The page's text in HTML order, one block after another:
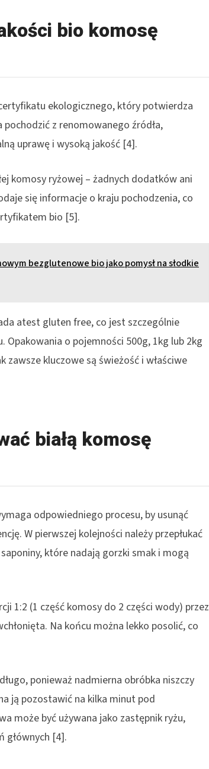
bio komosę
ekologicznego, który potwierdza
z renomowanego źródła,
uprawę i wysoką jakość [4].
komosy ryżowej – żadnych dodatków ani
się informacje o kraju pochodzenia, co
bio [5].
bezglutenowe bio jako pomysł na słodkie
atest gluten free, co jest szczególnie
o pojemności 500g, 1kg lub 2kg
kluczowe są świeżość i właściwe
białą komosę
odpowiedniego procesu, by usunąć
W pierwszej kolejności należy przepłukać
które nadają gorzki smak i mogą
1:2 (1 część komosy do 2 części wody) przez
Na końcu można lekko posolić, co
ponieważ nadmierna obróbka niszczy
ją pozostawić na kilka minut pod
może być używana jako zastępnik ryżu,
głównych [4].